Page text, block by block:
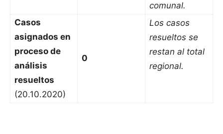
comunal.
Casos
asignados en
proceso de
análisis
resueltos
(20.10.2020)
0
Los casos
resueltos se
restan al total
regional.